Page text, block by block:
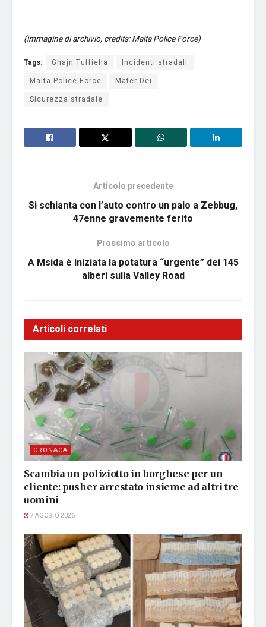
(immagine di archivio, credits: Malta Police Force)
Tags: Ghajn Tuffieha
Incidenti stradali
Malta Police Force
Mater Dei
Sicurezza stradale
Articolo precedente
Si schianta con l’auto contro un palo a Zebbug,
47enne gravemente ferito
Prossimo articolo
A Msida è iniziata la potatura “urgente” dei 145
alberi sulla Valley Road
Articoli correlati
CRONACA
Scambia un poliziotto in borghese per un
cliente: pusher arrestato insieme ad altri tre
uomini
7 AGOSTO 2026